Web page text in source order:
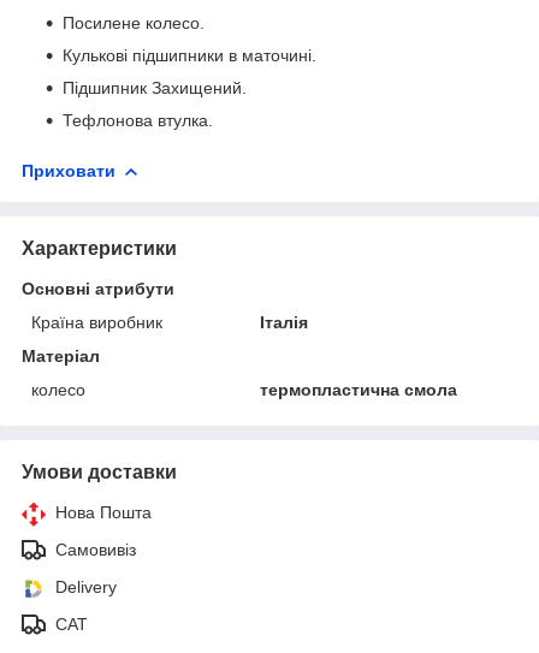
Посилене колесо.
Кулькові підшипники в маточині.
Підшипник Захищений.
Тефлонова втулка.
Приховати
Характеристики
Основні атрибути
Країна виробник
Італія
Матеріал
колесо
термопластична смола
Умови доставки
Нова Пошта
Самовивіз
Delivery
САТ